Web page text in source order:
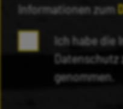
Informationen zum
Ich habe die
genommen.